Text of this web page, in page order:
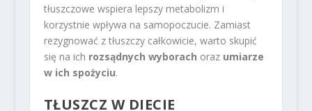
tłuszczowe wspiera lepszy metabolizm i
korzystnie wpływa na samopoczucie. Zamiast
rezygnować z tłuszczy całkowicie, warto skupić
się na ich rozsądnych wyborach oraz umiarze
w ich spożyciu.
TŁUSZCZ W DIECIE